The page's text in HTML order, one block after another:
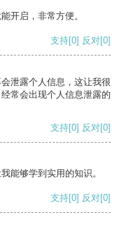
开启，非常方便。
支持[0] 反对[0]
泄露个人信息，这让我很
常会出现个人信息泄露的
支持[0] 反对[0]
能够学到实用的知识。
支持[0] 反对[0]